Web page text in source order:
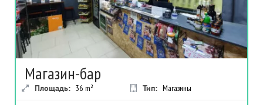
Магазин-бар
Площадь: 36 m² Тип: Магазины